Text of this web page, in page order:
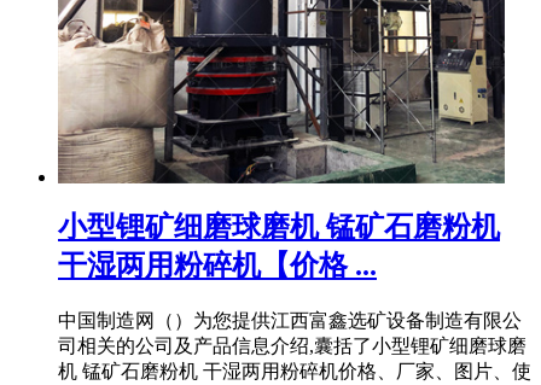
小型锂矿细磨球磨机 锰矿石磨粉机
干湿两用粉碎机【价格 ...
中国制造网（）为您提供江西富鑫选矿设备制造有限公
司相关的公司及产品信息介绍,囊括了小型锂矿细磨球磨
机 锰矿石磨粉机 干湿两用粉碎机价格、厂家、图片、使